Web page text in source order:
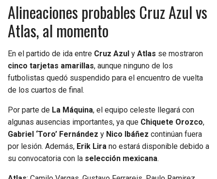
Alineaciones probables Cruz Azul vs
Atlas, al momento
En el partido de ida entre Cruz Azul y Atlas se mostraron
cinco tarjetas amarillas, aunque ninguno de los
futbolistas quedó suspendido para el encuentro de vuelta
de los cuartos de final.
Por parte de La Máquina, el equipo celeste llegará con
algunas ausencias importantes, ya que Chiquete Orozco,
Gabriel ‘Toro’ Fernández y Nico Ibáñez continúan fuera
por lesión. Además, Erik Lira no estará disponible debido a
su convocatoria con la selección mexicana.